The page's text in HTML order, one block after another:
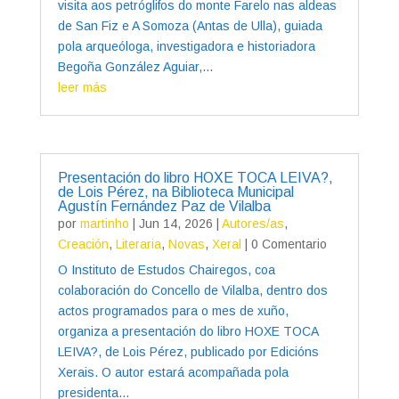
visita aos petróglifos do monte Farelo nas aldeas
de San Fiz e A Somoza (Antas de Ulla), guiada
pola arqueóloga, investigadora e historiadora
Begoña González Aguiar,...
leer más
Presentación do libro HOXE TOCA LEIVA?,
de Lois Pérez, na Biblioteca Municipal
Agustín Fernández Paz de Vilalba
por martinho Jun 14, 2026 Autores/as,
Creación, Literaria, Novas, Xeral
| 0 Comentario
O Instituto de Estudos Chairegos, coa
colaboración do Concello de Vilalba, dentro dos
actos programados para o mes de xuño,
organiza a presentación do libro HOXE TOCA
LEIVA?, de Lois Pérez, publicado por Edicións
Xerais. O autor estará acompañada pola
presidenta...